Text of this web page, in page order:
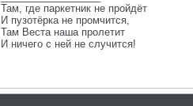
Там, где паркетник не пройдёт
И пузотёрка не промчится,
Там Веста наша пролетит
И ничего с ней не случится!